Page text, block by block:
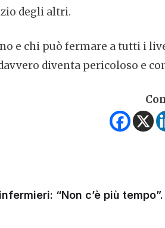
degli altri.
e chi può fermare a tutti i
diventa pericoloso e
“Non c’è più tempo”.